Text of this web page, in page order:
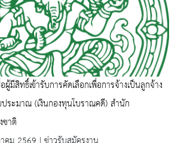
ผู้มีสิทธิ์เข้ารับการคัดเลือกเพื่อการจ้างเป็นลูกจ้าง
ระมาณ (เงินกองทุนโบราณคดี) สำนัก
าติ